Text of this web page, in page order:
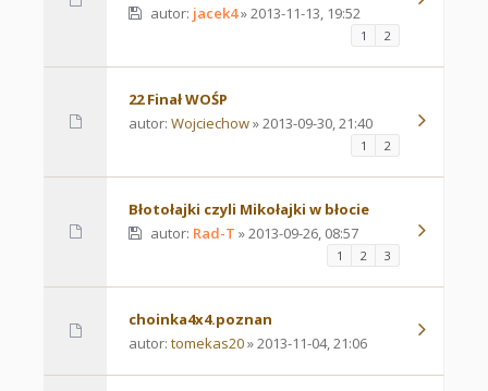
autor: jacek4» 2013-11-13, 19:52
1 2
22 Finał WOŚP
autor: Wojciechow» 2013-09-30, 21:40
1 2
Błotołajki czyli Mikołajki w błocie
autor: Rad-T » 2013-09-26, 08:57
1 2 3
choinka4x4.poznan
autor: tomekas20» 2013-11-04, 21:06